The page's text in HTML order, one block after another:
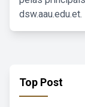
dsw.aau.edu.et.
Top Post